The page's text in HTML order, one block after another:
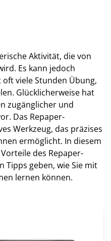
Aktivität, die von
Es kann jedoch
viele Stunden Übung,
Glücklicherweise hat
zugänglicher und
Das Repaper-
Werkzeug, das präzises
ermöglicht. In diesem
des Repaper-
Tipps geben, wie Sie mit
lernen können.